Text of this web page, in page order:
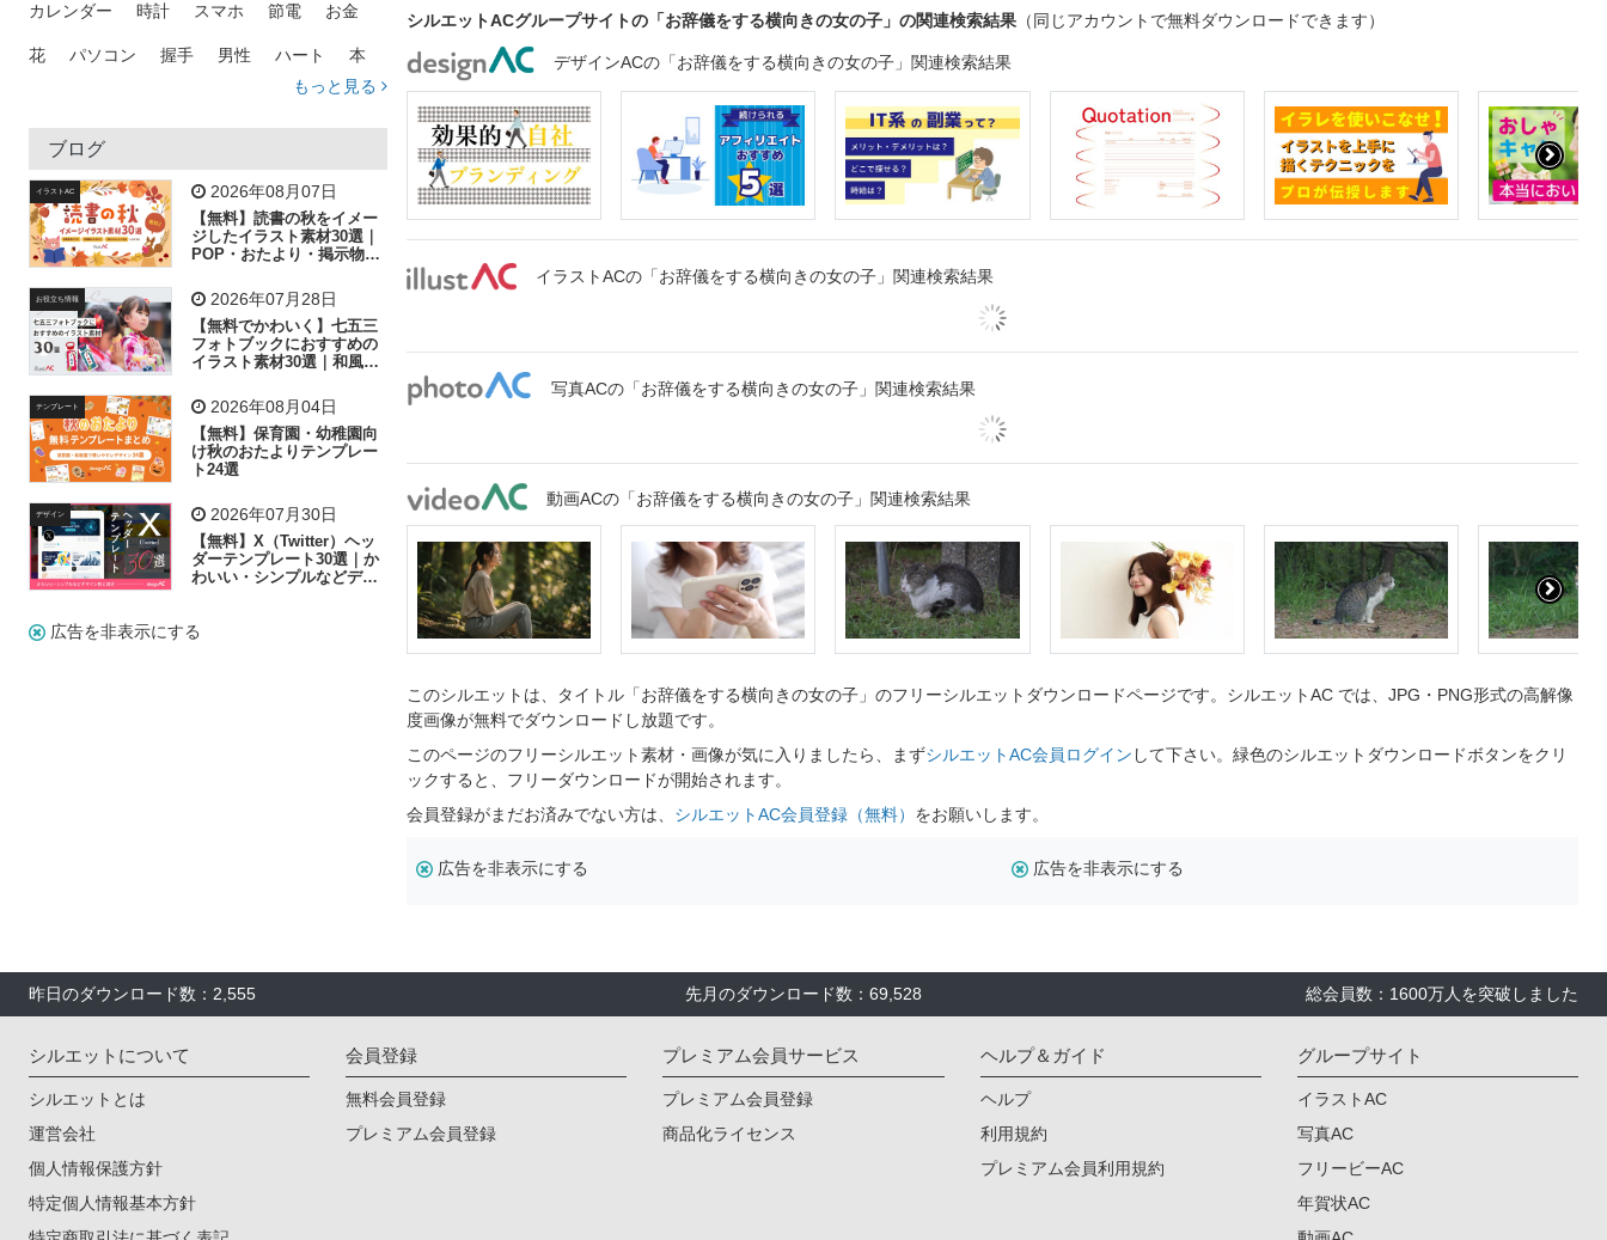
カレンダー 時計 スマホ 節電 お金
花 パソコン 握手 男性 ハート 本
トラック 木
吹き出し
飛行機 グラフ ビル 魚 家族 書類
歩く 工場 会社 太陽 キラキラ
子供 作業員 葉 相談 ピクトグラム
もっと見る
ブログ
イラストAC 2026年08月07日
【無料】読書の秋をイメー
ジしたイラスト素材30選｜
POP・おたより・掲示物に
お役立ち情報 2026年07月28日
【無料でかわいく】七五三
フォトブックにおすすめの
イラスト素材30選｜和風の
テンプレート 2026年08月04日
【無料】保育園・幼稚園向
け秋のおたよりテンプレー
ト24選
デザイン 2026年07月30日
【無料】X（Twitter）ヘッ
ダーテンプレート30選｜か
わいい・シンプルなどデザ
広告を非表示にする
シルエットACグループサイトの「お辞儀をする横向きの女の子」の関連検索結果 （同じアカウントで無料ダウンロードできます）
デザインACの「お辞儀をする横向きの女の子」関連検索結果
イラストACの「お辞儀をする横向きの女の子」関連検索結果
写真ACの「お辞儀をする横向きの女の子」関連検索結果
動画ACの「お辞儀をする横向きの女の子」関連検索結果
このシルエットは、タイトル「お辞儀をする横向きの女の子」のフリーシルエットダウンロードページです。シルエットAC では、JPG・PNG形式の高解像
度画像が無料でダウンロードし放題です。
このページのフリーシルエット素材・画像が気に入りましたら、まずシルエットAC会員ログイン して下さい。緑色のシルエットダウンロードボタンをクリ
ックすると、フリーダウンロードが開始されます。
会員登録がまだお済みでない方は、 シルエットAC会員登録（無料） をお願いします。
広告を非表示にする 広告を非表示にする
昨日のダウンロード数：2,555 先月のダウンロード数：69,528 総会員数：1600万人を突破しました
シルエットについて
シルエットとは
運営会社
個人情報保護方針
特定個人情報基本方針
会員登録
無料会員登録
プレミアム会員登録
プレミアム会員サービス
プレミアム会員登録
商品化ライセンス
ヘルプ＆ガイド
ヘルプ
利用規約
プレミアム会員利用規約
グループサイト
イラストAC
写真AC
フリービーAC
年賀状AC